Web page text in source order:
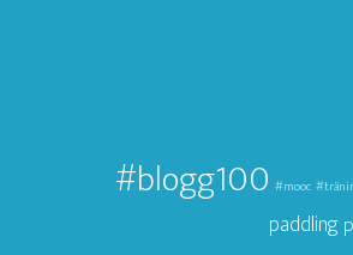
#blogg100 #mooc
paddling